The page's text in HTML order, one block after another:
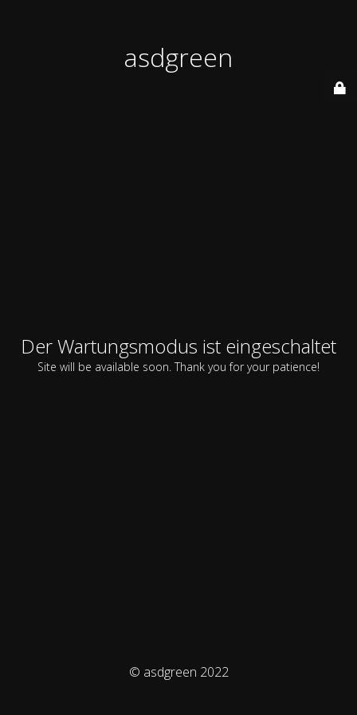
asdgreen
Der Wartungsmodus ist eingeschaltet
Site will be available soon. Thank you for your patience!
© asdgreen 2022